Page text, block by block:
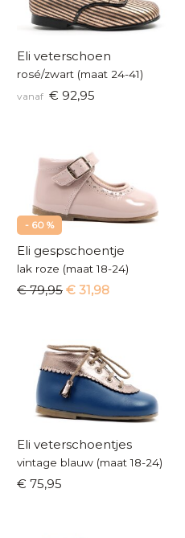
Eli veterschoen
rosé/zwart (maat 24-41)
vanaf € 92,95
- 60 %
Eli gespschoentje
lak roze (maat 18-24)
€ 79,95 € 31,98
Eli veterschoentjes
vintage blauw (maat 18-24)
€ 75,95